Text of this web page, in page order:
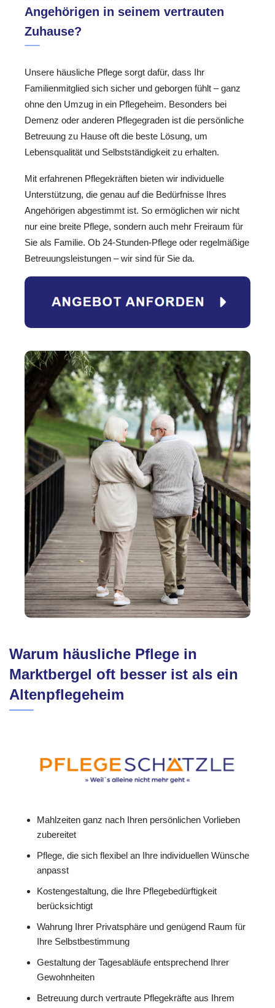
Angehörigen in seinem vertrauten
Zuhause?
Unsere häusliche Pflege sorgt dafür, dass Ihr
Familienmitglied sich sicher und geborgen fühlt – ganz
ohne den Umzug in ein Pflegeheim. Besonders bei
Demenz oder anderen Pflegegraden ist die persönliche
Betreuung zu Hause oft die beste Lösung, um
Lebensqualität und Selbstständigkeit zu erhalten.
Mit erfahrenen Pflegekräften bieten wir individuelle
Unterstützung, die genau auf die Bedürfnisse Ihres
Angehörigen abgestimmt ist. So ermöglichen wir nicht
nur eine breite Pflege, sondern auch mehr Freiraum für
Sie als Familie. Ob 24-Stunden-Pflege oder regelmäßige
Betreuungsleistungen – wir sind für Sie da.
Warum häusliche Pflege in
Marktbergel oft besser ist als ein
Altenpflegeheim
Mahlzeiten ganz nach Ihren persönlichen Vorlieben
zubereitet
Pflege, die sich flexibel an Ihre individuellen Wünsche
anpasst
Kostengestaltung, die Ihre Pflegebedürftigkeit
berücksichtigt
Wahrung Ihrer Privatsphäre und genügend Raum für
Ihre Selbstbestimmung
Gestaltung der Tagesabläufe entsprechend Ihrer
Gewohnheiten
Betreuung durch vertraute Pflegekräfte aus Ihrem